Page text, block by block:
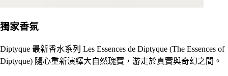
獨家香氛
Diptyque 最新香水系列 Les Essences de Diptyque (The Essences of
Diptyque) 隨心重新演繹大自然瑰寶，游走於真實與奇幻之間。